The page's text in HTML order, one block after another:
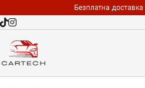
Безплатна